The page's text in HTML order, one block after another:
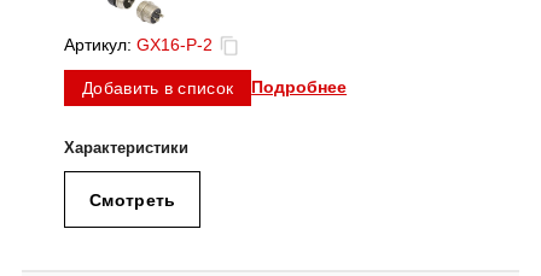
Артикул: GX16-P-2
Добавить в список Подробнее
Смотреть